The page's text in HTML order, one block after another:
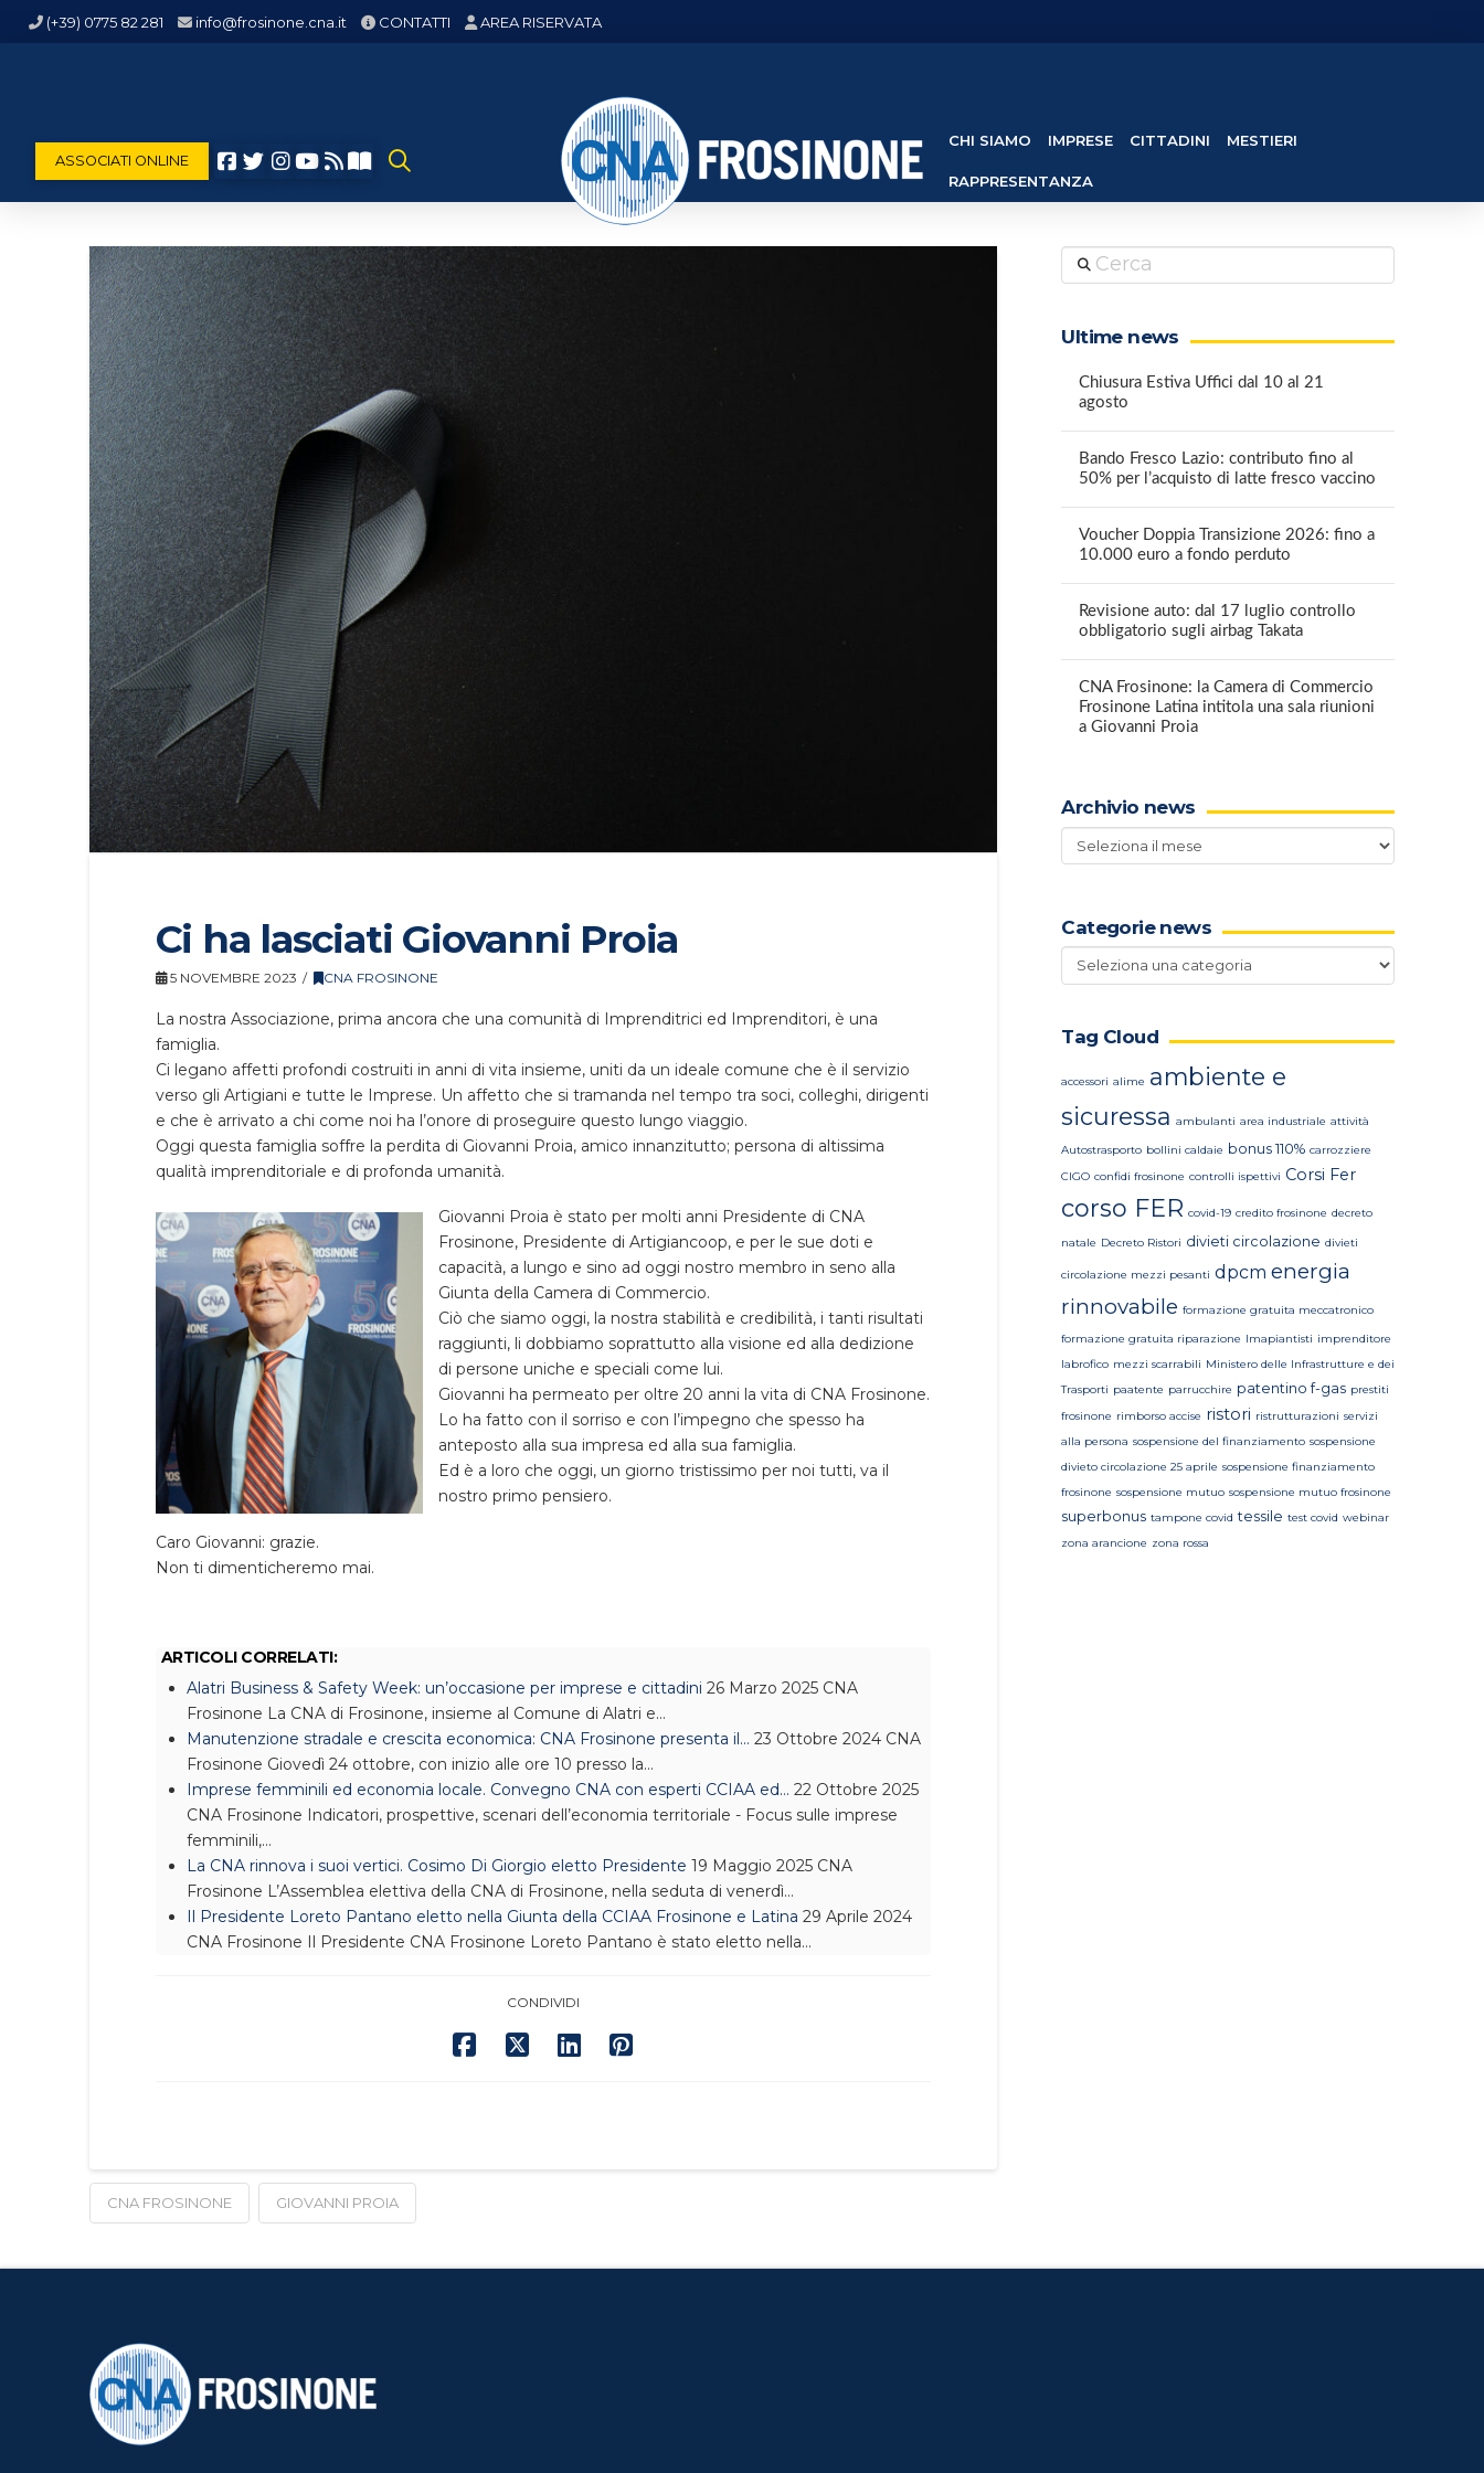
(+39) 0775 82 281 info@frosinone.cna.it CONTATTI AREA RISERVATA
ASSOCIATI ONLINE
CHI SIAMO IMPRESE CITTADINI MESTIERI
RAPPRESENTANZA
Ci ha lasciati Giovanni Proia
5 NOVEMBRE 2023 CNA FROSINONE
La nostra Associazione, prima ancora che una comunità di Imprenditrici ed Imprenditori, è una
famiglia.
Ci legano affetti profondi costruiti in anni di vita insieme, uniti da un ideale comune che è il servizio
verso gli Artigiani e tutte le Imprese. Un affetto che si tramanda nel tempo tra soci, colleghi, dirigenti
e che è arrivato a chi come noi ha l’onore di proseguire questo lungo viaggio.
Oggi questa famiglia soffre la perdita di Giovanni Proia, amico innanzitutto; persona di altissima
qualità imprenditoriale e di profonda umanità.
Giovanni Proia è stato per molti anni Presidente di CNA
Frosinone, Presidente di Artigiancoop, e per le sue doti e
capacità, a lungo e sino ad oggi nostro membro in seno alla
Giunta della Camera di Commercio.
Ciò che siamo oggi, la nostra stabilità e credibilità, i tanti risultati
raggiunti, li dobbiamo soprattutto alla visione ed alla dedizione
di persone uniche e speciali come lui.
Giovanni ha permeato per oltre 20 anni la vita di CNA Frosinone.
Lo ha fatto con il sorriso e con l’impegno che spesso ha
anteposto alla sua impresa ed alla sua famiglia.
Ed è a loro che oggi, un giorno tristissimo per noi tutti, va il
nostro primo pensiero.
Caro Giovanni: grazie.
Non ti dimenticheremo mai.
ARTICOLI CORRELATI:
Alatri Business & Safety Week: un’occasione per imprese e cittadini 26 Marzo 2025 CNA
Frosinone La CNA di Frosinone, insieme al Comune di Alatri e…
Manutenzione stradale e crescita economica: CNA Frosinone presenta il… 23 Ottobre 2024 CNA
Frosinone Giovedì 24 ottobre, con inizio alle ore 10 presso la…
Imprese femminili ed economia locale. Convegno CNA con esperti CCIAA ed… 22 Ottobre 2025
CNA Frosinone Indicatori, prospettive, scenari dell’economia territoriale - Focus sulle imprese
femminili,…
La CNA rinnova i suoi vertici. Cosimo Di Giorgio eletto Presidente 19 Maggio 2025 CNA
Frosinone L’Assemblea elettiva della CNA di Frosinone, nella seduta di venerdì…
Il Presidente Loreto Pantano eletto nella Giunta della CCIAA Frosinone e Latina 29 Aprile 2024
CNA Frosinone Il Presidente CNA Frosinone Loreto Pantano è stato eletto nella…
CONDIVIDI
CNA FROSINONE GIOVANNI PROIA
Cerca
Ultime news
Chiusura Estiva Uffici dal 10 al 21
agosto
Bando Fresco Lazio: contributo fino al
50% per l’acquisto di latte fresco vaccino
Voucher Doppia Transizione 2026: fino a
10.000 euro a fondo perduto
Revisione auto: dal 17 luglio controllo
obbligatorio sugli airbag Takata
CNA Frosinone: la Camera di Commercio
Frosinone Latina intitola una sala riunioni
a Giovanni Proia
Archivio news
Archivio
news
Categorie news
Categorie
news
Tag Cloud
accessori alime ambiente e
sicuressa ambulanti area industriale attività
Autostrasporto bollini caldaie bonus 110% carrozziere
CIGO confidi frosinone controlli ispettivi Corsi Fer
corso FER covid-19 credito frosinone decreto
natale Decreto Ristori divieti circolazione divieti
circolazione mezzi pesanti dpcm energia
rinnovabile formazione gratuita meccatronico
formazione gratuita riparazione Imapiantisti imprenditore
labrofico mezzi scarrabili Ministero delle Infrastrutture e dei
Trasporti paatente parrucchire patentino f-gas prestiti
frosinone rimborso accise ristori ristrutturazioni servizi
alla persona sospensione del finanziamento sospensione
divieto circolazione 25 aprile sospensione finanziamento
frosinone sospensione mutuo sospensione mutuo frosinone
superbonus tampone covid tessile test covid webinar
zona arancione zona rossa